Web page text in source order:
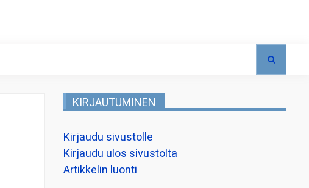
KIRJAUTUMINEN
Kirjaudu sivustolle
Kirjaudu ulos sivustolta
Artikkelin luonti